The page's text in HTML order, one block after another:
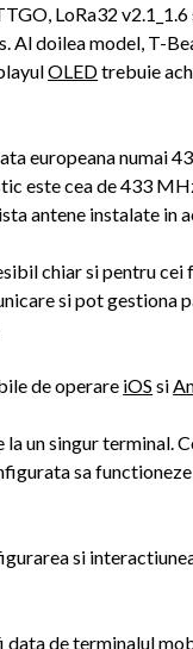
LoRa32
Al doilea model, T-
OLEDtrebuie
europeana numai
este cea de 433
antene instalate in
chiar si pentru cei
si pot gestiona
de operare iOS si
un singur terminal.
sa
si
de terminalul